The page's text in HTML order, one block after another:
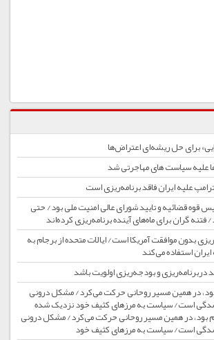
علیه سیاست های مهاجرتی شد
علیه ایران فاقد برنامه‌ریزی است
قوه قضائیه و تایید شورای عالی امنیت ملی بود/ حتی
گران برای ماه‌های آینده برنامه‌ریزی کرده‌اند
بدون موافقت آمریکا است/ ایالات متحده از برجام به
استفاده می‌کند
دربرنامه‌ریزی و بودجه‌ریزی اولویت باشد
در همین مسیر روحانی حرکت می‌کرد/ مشکل درونی
است/ سیاست به مرزهای کثیف خود نزدیک شده
در همین مسیر روحانی حرکت می‌کرد/ مشکل درونی
است/ سیاست به مرزهای کثیف خود